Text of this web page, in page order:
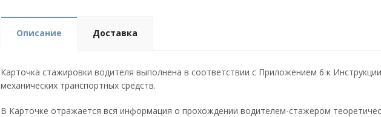
Описание Доставка
Карточка стажировки водителя выполнена в соответствии с Приложением 6 к
механических транспортных средств.
В Карточке отражается вся информация о прохождении водителем-стажером